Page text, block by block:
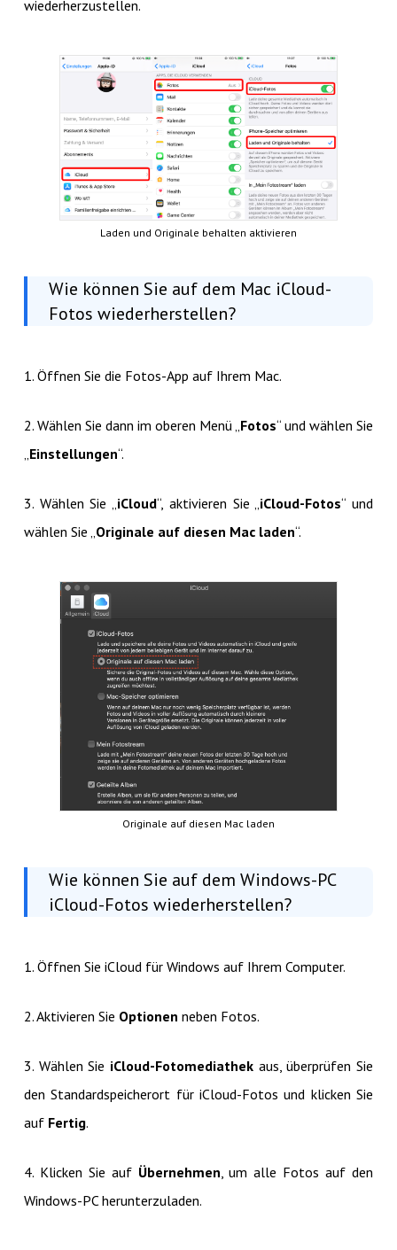
wiederherzustellen.
Laden und Originale behalten aktivieren
Wie können Sie auf dem Mac iCloud-
Fotos wiederherstellen?
1. Öffnen Sie die Fotos-App auf Ihrem Mac.
2. Wählen Sie dann im oberen Menü „Fotos“ und wählen Sie
„Einstellungen“.
3. Wählen Sie „iCloud“, aktivieren Sie „iCloud-Fotos“ und
wählen Sie „Originale auf diesen Mac laden“.
Originale auf diesen Mac laden
Wie können Sie auf dem Windows-PC
iCloud-Fotos wiederherstellen?
1. Öffnen Sie iCloud für Windows auf Ihrem Computer.
2. Aktivieren Sie Optionen neben Fotos.
3. Wählen Sie iCloud-Fotomediathek aus, überprüfen Sie
den Standardspeicherort für iCloud-Fotos und klicken Sie
aufFertig.
4. Klicken Sie auf Übernehmen , um alle Fotos auf den
Windows-PC herunterzuladen.